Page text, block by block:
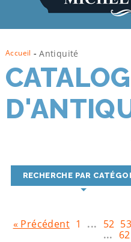
Accueil - Antiquité
RECHERCHE PAR
« Précédent 1 ... 52 53
... 62